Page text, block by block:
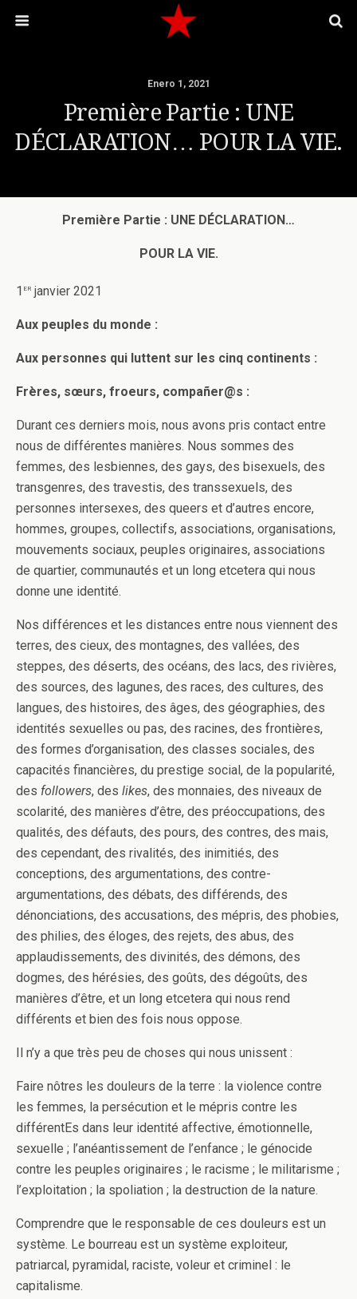
Enero 1, 2021
Première Partie : UNE
DÉCLARATION… POUR LA VIE.
Première Partie : UNE DÉCLARATION…
POUR LA VIE.
1 er janvier 2021
Aux peuples du monde :
Aux personnes qui luttent sur les cinq continents :
Frères, sœurs, froeurs, compañer@s :
Durant ces derniers mois, nous avons pris contact entre
nous de différentes manières. Nous sommes des
femmes, des lesbiennes, des gays, des bisexuels, des
transgenres, des travestis, des transsexuels, des
personnes intersexes, des queers et d’autres encore,
hommes, groupes, collectifs, associations, organisations,
mouvements sociaux, peuples originaires, associations
de quartier, communautés et un long etcetera qui nous
donne une identité.
Nos différences et les distances entre nous viennent des
terres, des cieux, des montagnes, des vallées, des
steppes, des déserts, des océans, des lacs, des rivières,
des sources, des lagunes, des races, des cultures, des
langues, des histoires, des âges, des géographies, des
identités sexuelles ou pas, des racines, des frontières,
des formes d’organisation, des classes sociales, des
capacités financières, du prestige social, de la popularité,
des followers, des likes, des monnaies, des niveaux de
scolarité, des manières d’être, des préoccupations, des
qualités, des défauts, des pours, des contres, des mais,
des cependant, des rivalités, des inimitiés, des
conceptions, des argumentations, des contre-
argumentations, des débats, des différends, des
dénonciations, des accusations, des mépris, des phobies,
des philies, des éloges, des rejets, des abus, des
applaudissements, des divinités, des démons, des
dogmes, des hérésies, des goûts, des dégoûts, des
manières d’être, et un long etcetera qui nous rend
différents et bien des fois nous oppose.
Il n’y a que très peu de choses qui nous unissent :
Faire nôtres les douleurs de la terre : la violence contre
les femmes, la persécution et le mépris contre les
différentEs dans leur identité affective, émotionnelle,
sexuelle ; l’anéantissement de l’enfance ; le génocide
contre les peuples originaires ; le racisme ; le militarisme ;
l’exploitation ; la spoliation ; la destruction de la nature.
Comprendre que le responsable de ces douleurs est un
système. Le bourreau est un système exploiteur,
patriarcal, pyramidal, raciste, voleur et criminel : le
capitalisme.